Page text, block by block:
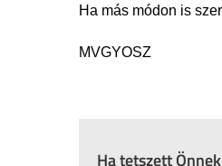
Ha más módon is
MVGYOSZ
Ha tetszett